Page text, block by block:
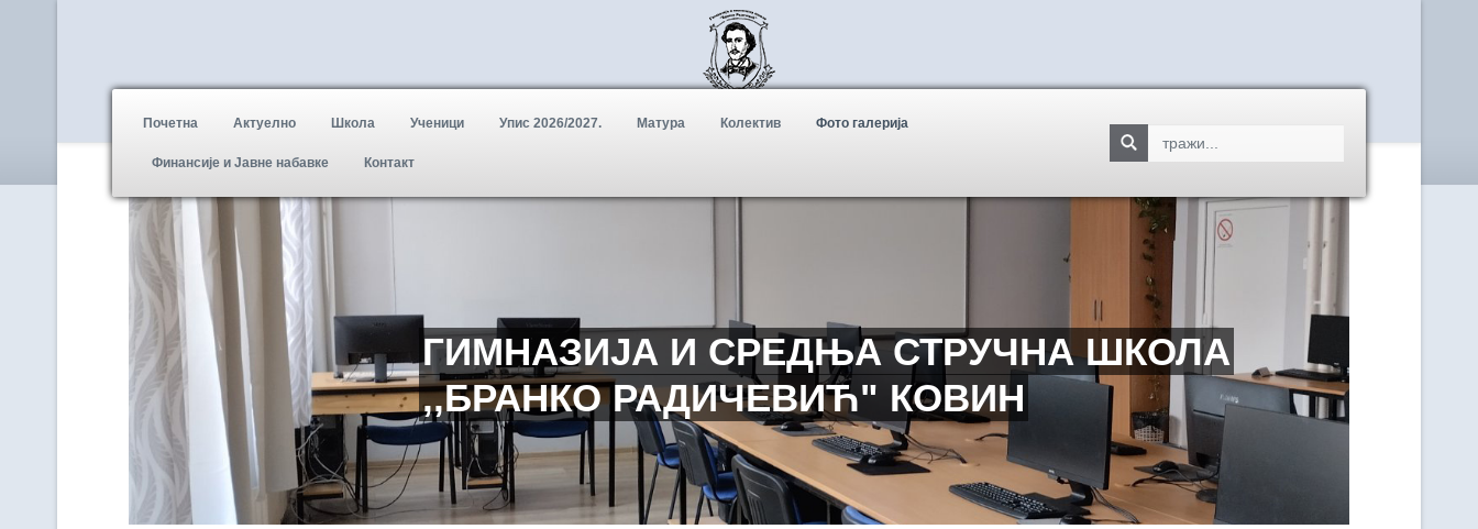
Почетна Актуелно Школа Ученици Упис 2026/2027. Матура Колектив Фото галерија
Финансије и Јавне набавке Контакт
ГИМНАЗИЈА И СРЕДЊА СТРУЧНА ШКОЛА
,,БРАНКО РАДИЧЕВИЋ" КОВИН